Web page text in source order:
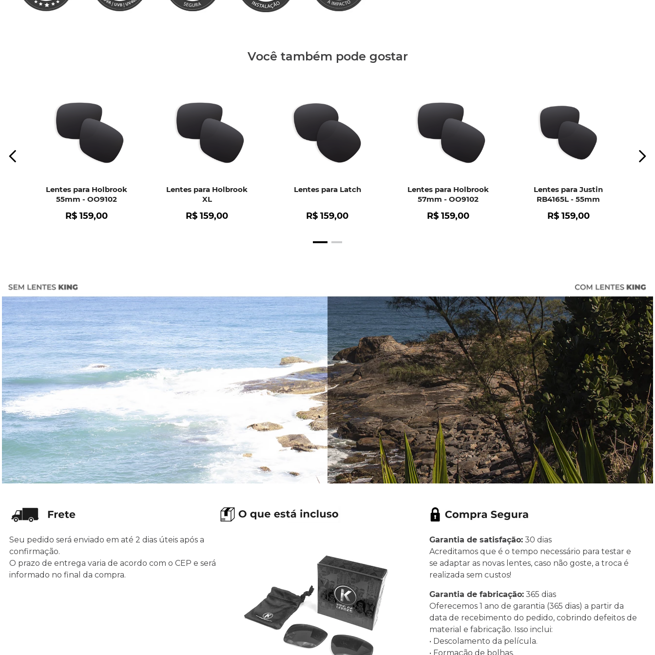
Você também pode gostar
Lentes para Holbrook
55mm - OO9102
R$ 159,00
Lentes para Holbrook
XL
R$ 159,00
Lentes para Latch
R$ 159,00
Lentes para Holbrook
57mm - OO9102
R$ 159,00
Lentes para Justin
RB4165L - 55mm
R$ 159,00
Seu pedido será enviado em até 2 dias úteis após a
confirmação.
O prazo de entrega varia de acordo com o CEP e será
informado no final da compra.
Garantia de satisfação:30 dias
Acreditamos que é o tempo necessário para testar e
se adaptar as novas lentes, caso não goste, a troca é
realizada sem custos!
Garantia de fabricação:365 dias
Oferecemos 1 ano de garantia (365 dias) a partir da
data de recebimento do pedido, cobrindo defeitos de
material e fabricação. Isso inclui:
• Descolamento da película.
• Formação de bolhas.